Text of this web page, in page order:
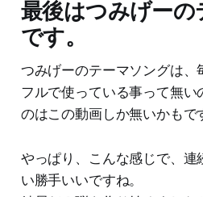
最後はつみげー
です。
つみげーのテーマソングは、
フルで使っている事って無い
のはこの動画しか無いかもで
やっぱり、こんな感じで、連
い勝手いいですね。